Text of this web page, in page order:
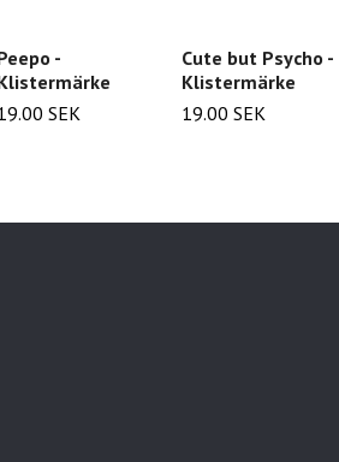
-
SEK
Cute but Psycho -
Klistermärke
19.00 SEK